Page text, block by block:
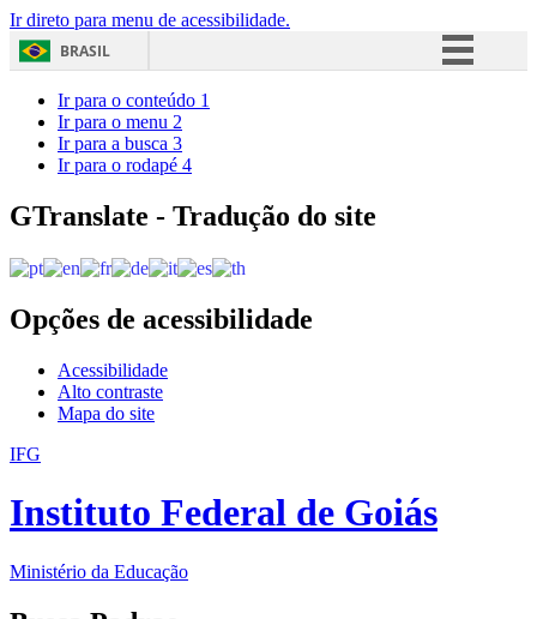
Ir direto para menu de acessibilidade.
BRASIL
Acesso à informação
Ir para o conteúdo 1
Ir para o menu 2
Ir para a busca 3
Ir para o rodapé 4
GTranslate - Tradução do site
Opções de acessibilidade
Acessibilidade
Alto contraste
Mapa do site
IFG
Instituto Federal de Goiás
Ministério da Educação